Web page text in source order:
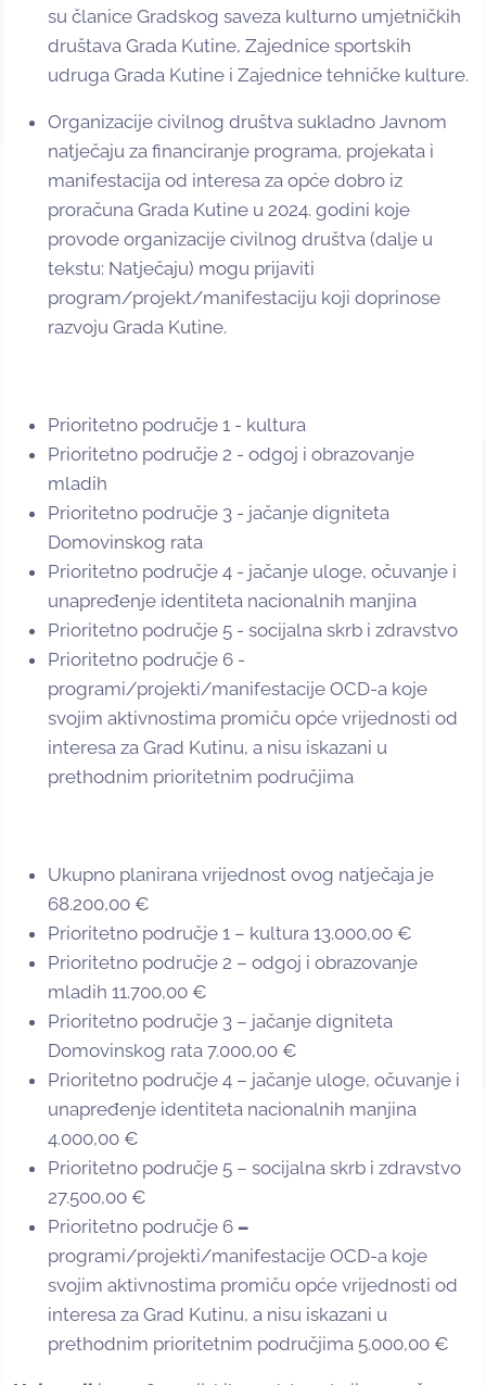
su članice Gradskog saveza kulturno umjetničkih
društava Grada Kutine, Zajednice sportskih
udruga Grada Kutine i Zajednice tehničke kulture.
Organizacije civilnog društva sukladno Javnom
natječaju za financiranje programa, projekata i
manifestacija od interesa za opće dobro iz
proračuna Grada Kutine u 2024. godini koje
provode organizacije civilnog društva (dalje u
tekstu: Natječaju) mogu prijaviti
program/projekt/manifestaciju koji doprinose
razvoju Grada Kutine.
Prioritetno područje 1 - kultura
Prioritetno područje 2 - odgoj i obrazovanje
mladih
Prioritetno područje 3 - jačanje digniteta
Domovinskog rata
Prioritetno područje 4 - jačanje uloge, očuvanje i
unapređenje identiteta nacionalnih manjina
Prioritetno područje 5 - socijalna skrb i zdravstvo
Prioritetno područje 6 -
programi/projekti/manifestacije OCD-a koje
svojim aktivnostima promiču opće vrijednosti od
interesa za Grad Kutinu, a nisu iskazani u
prethodnim prioritetnim područjima
Ukupno planirana vrijednost ovog natječaja je
68.200,00 €
Prioritetno područje 1 – kultura 13.000,00 €
Prioritetno područje 2 – odgoj i obrazovanje
mladih 11.700,00 €
Prioritetno područje 3 – jačanje digniteta
Domovinskog rata 7.000,00 €
Prioritetno područje 4 – jačanje uloge, očuvanje i
unapređenje identiteta nacionalnih manjina
4.000,00 €
Prioritetno područje 5 – socijalna skrb i zdravstvo
27.500,00 €
Prioritetno područje 6 –
programi/projekti/manifestacije OCD-a koje
svojim aktivnostima promiču opće vrijednosti od
interesa za Grad Kutinu, a nisu iskazani u
prethodnim prioritetnim područjima 5.000,00 €